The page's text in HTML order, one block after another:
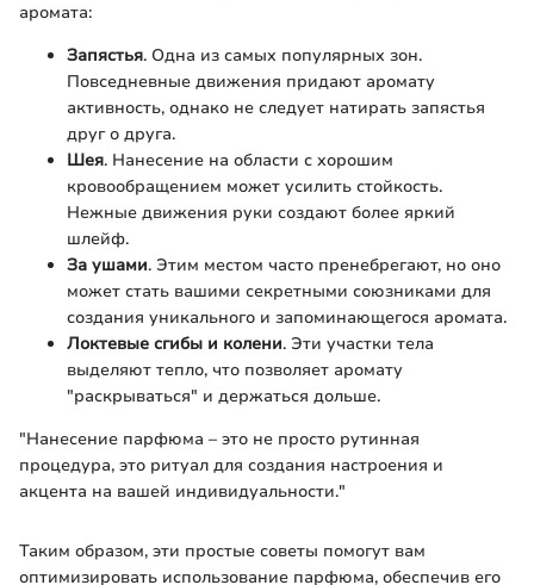
аромата:
Запястья. Одна из самых популярных зон.
Повседневные движения придают аромату
активность, однако не следует натирать запястья
друг о друга.
Шея. Нанесение на области с хорошим
кровообращением может усилить стойкость.
Нежные движения руки создают более яркий
шлейф.
За ушами. Этим местом часто пренебрегают, но оно
может стать вашими секретными союзниками для
создания уникального и запоминающегося аромата.
Локтевые сгибы и колени. Эти участки тела
выделяют тепло, что позволяет аромату
"раскрываться" и держаться дольше.
"Нанесение парфюма – это не просто рутинная
процедура, это ритуал для создания настроения и
акцента на вашей индивидуальности."
Таким образом, эти простые советы помогут вам
оптимизировать использование парфюма, обеспечив его